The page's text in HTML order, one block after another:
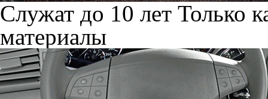
Служат до 10 лет Только
материалы